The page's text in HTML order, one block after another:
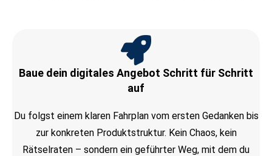
Baue dein digitales Angebot Schritt für Schritt
auf
Du folgst einem klaren Fahrplan vom ersten Gedanken bis
zur konkreten Produktstruktur. Kein Chaos, kein
Rätselraten – sondern ein geführter Weg, mit dem du